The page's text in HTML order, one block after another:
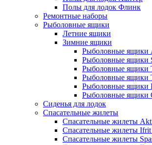
Полы для лодок Флинк
Ремонтные наборы
Рыболовные ящики
Летние ящики
Зимние ящики
Рыболовные ящики
Рыболовные ящики
Рыболовные ящики
Рыболовные ящики
Рыболовные ящики
Рыболовные ящики
Сиденья для лодок
Спасательные жилеты
Спасательные жилеты
Спасательные жилеты
Спасательные жилеты